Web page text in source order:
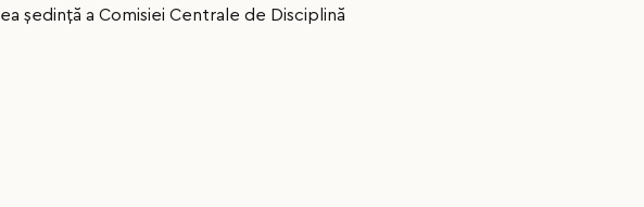
şedinţă a Comisiei Centrale de Disciplină